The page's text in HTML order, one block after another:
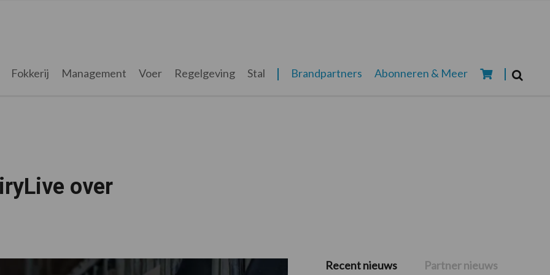
Fokkerij Management Voer Regelgeving Stal Brandpartners Abonneren & Meer
over
Primaire
Recent nieuws Partner nieuws